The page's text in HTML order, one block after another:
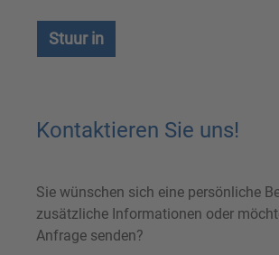
Stuur in
Kontaktieren Sie uns!
Sie wünschen sich eine persönliche
zusätzliche Informationen oder
Anfrage senden?